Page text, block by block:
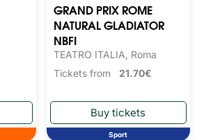
GRAND PRIX ROME
NATURAL GLADIATOR
NBFI
TEATRO ITALIA, Roma
Tickets from 21.70€
Sport